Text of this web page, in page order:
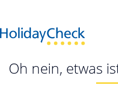
Oh nein, etwas